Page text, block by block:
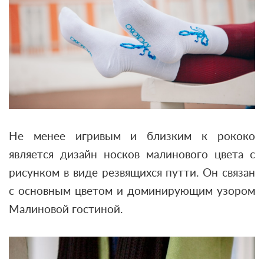
Не менее игривым и близким к рококо
является дизайн носков малинового цвета с
рисунком в виде резвящихся путти. Он связан
с основным цветом и доминирующим узором
Малиновой гостиной.